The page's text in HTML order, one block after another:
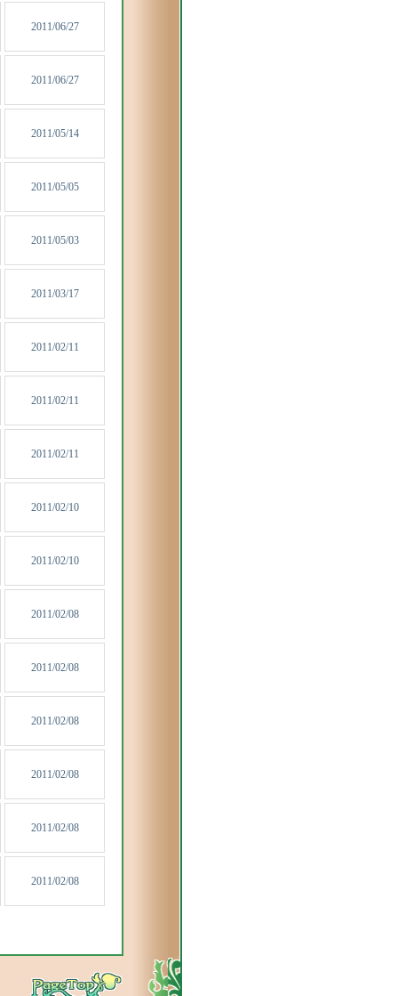
2011/06/27
2011/06/27
2011/05/14
2011/05/05
2011/05/03
2011/03/17
2011/02/11
2011/02/11
2011/02/11
2011/02/10
2011/02/10
2011/02/08
2011/02/08
2011/02/08
2011/02/08
2011/02/08
2011/02/08